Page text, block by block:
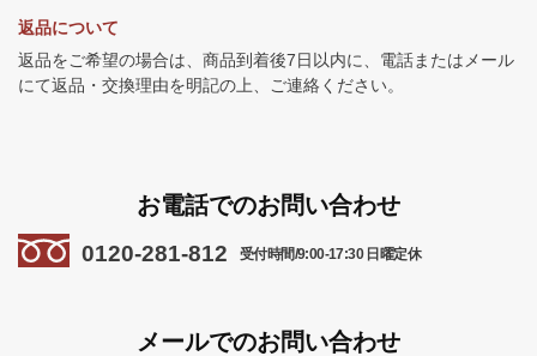
返品について
返品をご希望の場合は、商品到着後7日以内に、電話またはメール
にて返品・交換理由を明記の上、ご連絡ください。
お電話でのお問い合わせ
0120-281-812 受付時間/9:00-17:30 日曜定休
メールでのお問い合わせ